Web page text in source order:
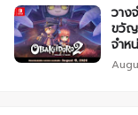
วาง
ขวัญ
จำห